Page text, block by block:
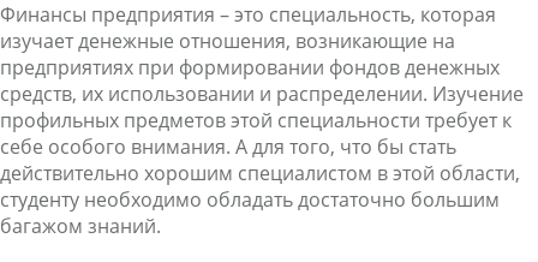
Финансы предприятия – это специальность, которая
изучает денежные отношения, возникающие на
предприятиях при формировании фондов денежных
средств, их использовании и распределении. Изучение
профильных предметов этой специальности требует к
себе особого внимания. А для того, что бы стать
действительно хорошим специалистом в этой области,
студенту необходимо обладать достаточно большим
багажом знаний.